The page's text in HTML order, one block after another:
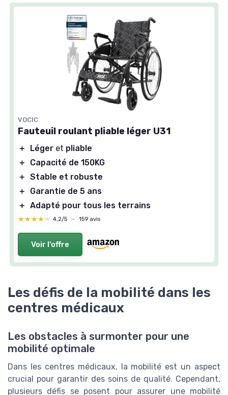
VOCIC
Fauteuil roulant pliable léger U31
＋ Léger et pliable
＋
Capacité de 150KG
＋ Stable et robuste
＋
Garantie de 5 ans
＋ Adapté pour tous les terrains
★★★★★
★★★★★ 4,2/5 — 159 avis
Voir l'offre
Les défis de la mobilité dans les
centres médicaux
Les obstacles à surmonter pour une
mobilité optimale
Dans les centres médicaux, la mobilité est un aspect
crucial pour garantir des soins de qualité. Cependant,
plusieurs défis se posent pour assurer une mobilité